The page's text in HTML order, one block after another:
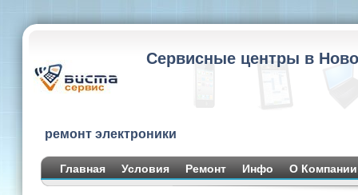
Сервисные центры в
ремонт электроники
Главная Условия Ремонт Инфо О Компании